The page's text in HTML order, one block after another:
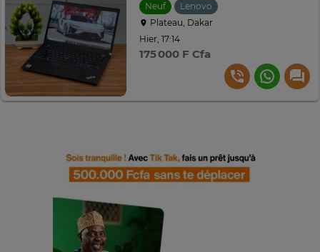
Neuf
Lenovo
Plateau, Dakar
Hier, 17:14
175 000 F Cfa